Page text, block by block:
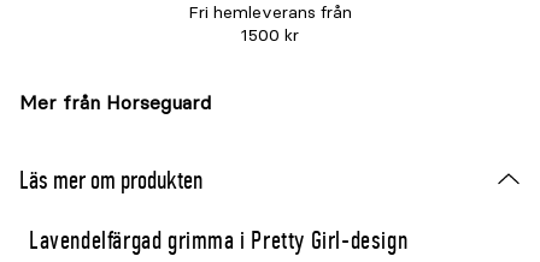
Fri hemleverans från
1500 kr
Mer från Horseguard
Läs mer om produkten
Lavendelfärgad grimma i Pretty Girl-design